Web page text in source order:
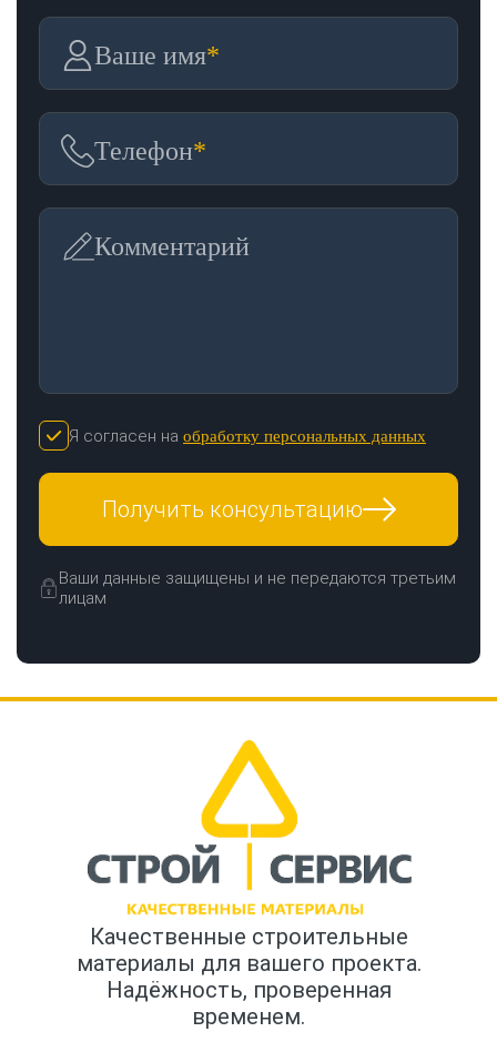
Ваше имя*
Телефон*
Комментарий
Я согласен на обработку персональных данных
Получить консультацию
Ваши данные защищены и не передаются третьим
лицам
Качественные строительные
материалы для вашего проекта.
Надёжность, проверенная
временем.